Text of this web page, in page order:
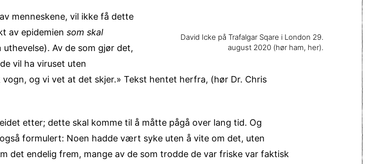
David Icke på Trafalgar Sqare i London 29.
august 2020 (hør ham, her).
menneskene, vil ikke få dette
av epidemien som skal
uthevelse). Av de som gjør det,
vil ha viruset uten
og vi vet at det skjer.» Tekst hentet herfra, (hør Dr. Chris
etter; dette skal komme til å måtte pågå over lang tid. Og
formulert: Noen hadde vært syke uten å vite om det, uten
det endelig frem, mange av de som trodde de var friske var faktisk